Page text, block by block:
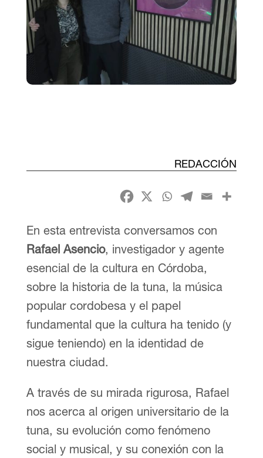
REDACCIÓN
En esta entrevista conversamos con
Rafael Asencio, investigador y agente
esencial de la cultura en Córdoba,
sobre la historia de la tuna, la música
popular cordobesa y el papel
fundamental que la cultura ha tenido (y
sigue teniendo) en la identidad de
nuestra ciudad.
A través de su mirada rigurosa, Rafael
nos acerca al origen universitario de la
tuna, su evolución como fenómeno
social y musical, y su conexión con la